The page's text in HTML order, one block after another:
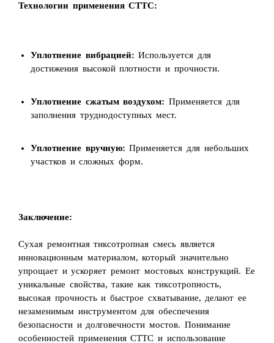
Технологии применения СТТС:
Уплотнение вибрацией: Используется для
достижения высокой плотности и прочности.
Уплотнение сжатым воздухом: Применяется для
заполнения труднодоступных мест.
Уплотнение вручную: Применяется для небольших
участков и сложных форм.
Заключение:
Сухая ремонтная тиксотропная смесь является
инновационным материалом, который значительно
упрощает и ускоряет ремонт мостовых конструкций. Ее
уникальные свойства, такие как тиксотропность,
высокая прочность и быстрое схватывание, делают ее
незаменимым инструментом для обеспечения
безопасности и долговечности мостов. Понимание
особенностей применения СТТС и использование